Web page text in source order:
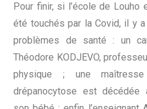
Pour finir, si l’école de Louho
été touchés par la Covid, il y
problèmes de santé : un
Théodore KODJEVO,
physique ; une
drépanocytose est décédée